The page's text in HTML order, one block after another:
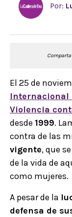
Por:
El 25 de
Internacional
Violencia
desde 1999.
contra de las
vigente, que
de la vida de
como mujeres.
A pesar de la
defensa de